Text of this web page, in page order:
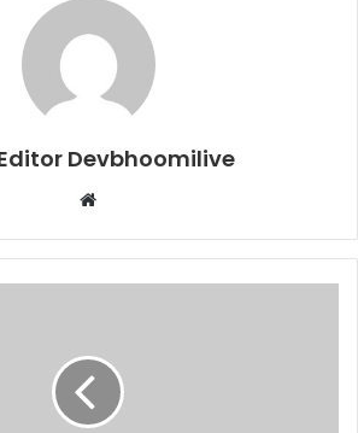
Devbhoomilive
Website